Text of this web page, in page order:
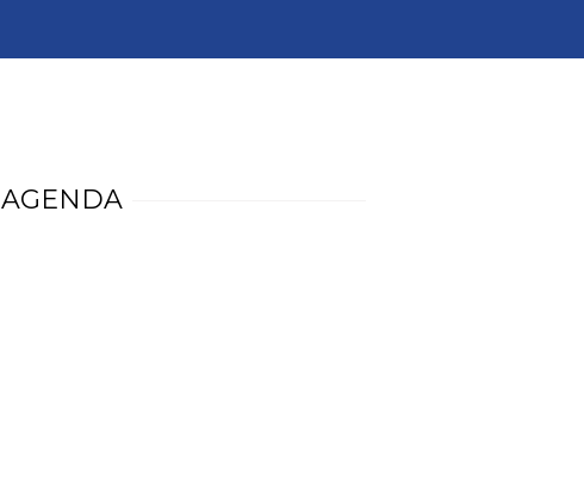
AGENDA